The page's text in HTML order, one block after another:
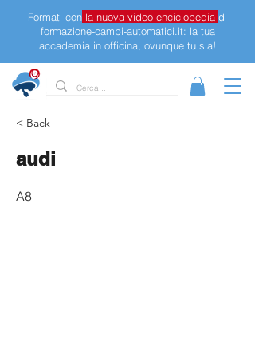
Formati con la nuova video enciclopedia di
formazione-cambi-automatici.it: la tua
accademia in officina, ovunque tu sia!
< Back
audi
A8